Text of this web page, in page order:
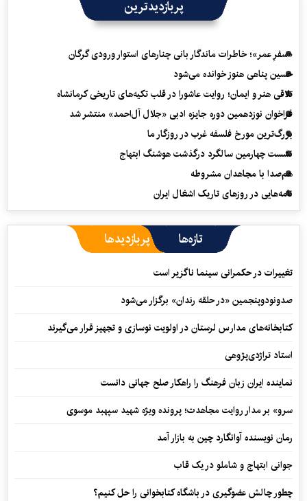
پربازدیدترین
«سفرِ عمر»؛ خاطرات ماندگار بانی چنارهای استوار ورودی گرگان
حسین پناهی هنوز خوانده می‌شود
تلاقی هنر و ایمان؛ روایت عاشورا در قلب تکیه‌های تاریخی کرمانشاه
فراخوان نوزدهمین دوره جایزه ادبی «جلال آل‌احمد» منتشر شد
بزرگ‌ترین مورخ فلسفه غرب در روزگار ما
نشست چهارمین سالگرد درگذشت هوشنگ ابتهاج
هم‌صدا با مجاهدان مشروطه
نامه‌هایی در روزهای تاریک اشغال ایران
تازه‌ها پربازدیدها
تغییرات در حکمرانی سینما ناگزیر است
صدونودوپنجمین «در حلقه رندان» برگزار می‌شود
کتابخانه‌های مدارس لرستان در اولویت نوسازی و تجهیز قرار می‌گیرند
استاد تراژدی‌پژوهی
نماینده ایران زبان فرهنگ را راهکار صلح جهانی دانست
سرو» بر مدار روایت مجاهدت؛ پرونده ویژه شهید سپهبد موسوی
رمان نویسنده آوانگارد چین به بازار آمد
جوانی ابتهاج و شاملو در یک قاب
چطور چالش عضوگیری در باشگاه کتابخوانی را حل کنیم؟